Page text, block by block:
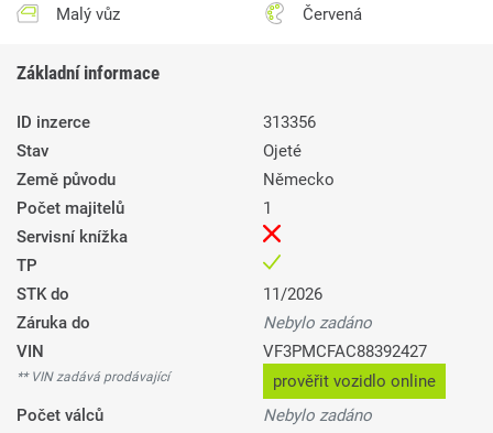
Malý vůz Červená
Základní informace
ID inzerce
313356
Stav
Ojeté
Země původu
Německo
Počet majitelů
1
Servisní knížka
TP
STK do
11/2026
Záruka do
Nebylo zadáno
VIN
** VIN zadává prodávající
VF3PMCFAC88392427
prověřit vozidlo online
Počet válců
Nebylo zadáno